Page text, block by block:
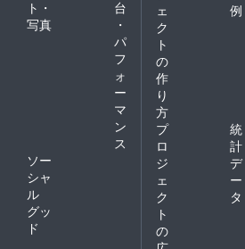
ト・
写真
台
・
パ
フ
ォ
ー
マ
ン
ス
ソー
シャ
ル
グッ
ド
ェ
ク
ト
の
作
り
方
例
プ
ロ
ジ
ェ
ク
ト
の
統
計
デ
ー
タ